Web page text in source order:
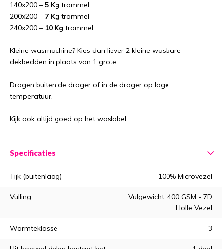
140x200 – 5 Kg trommel
200x200 – 7 Kg trommel
240x200 – 10 Kg trommel
Kleine wasmachine? Kies dan liever 2 kleine wasbare
dekbedden in plaats van 1 grote.
Drogen buiten de droger of in de droger op lage
temperatuur.
Kijk ook altijd goed op het waslabel.
Specificaties
Tijk (buitenlaag) 100% Microvezel
Vulling
Vulgewicht: 400 GSM - 7D
Holle Vezel
Warmteklasse 3